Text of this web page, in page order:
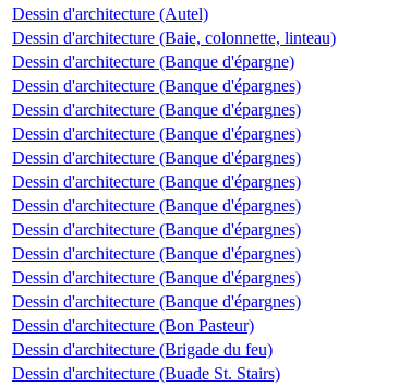
Dessin d'architecture (Autel)
Dessin d'architecture (Baie, colonnette, linteau)
Dessin d'architecture (Banque d'épargne)
Dessin d'architecture (Banque d'épargnes)
Dessin d'architecture (Banque d'épargnes)
Dessin d'architecture (Banque d'épargnes)
Dessin d'architecture (Banque d'épargnes)
Dessin d'architecture (Banque d'épargnes)
Dessin d'architecture (Banque d'épargnes)
Dessin d'architecture (Banque d'épargnes)
Dessin d'architecture (Banque d'épargnes)
Dessin d'architecture (Banque d'épargnes)
Dessin d'architecture (Banque d'épargnes)
Dessin d'architecture (Bon Pasteur)
Dessin d'architecture (Brigade du feu)
Dessin d'architecture (Buade St. Stairs)